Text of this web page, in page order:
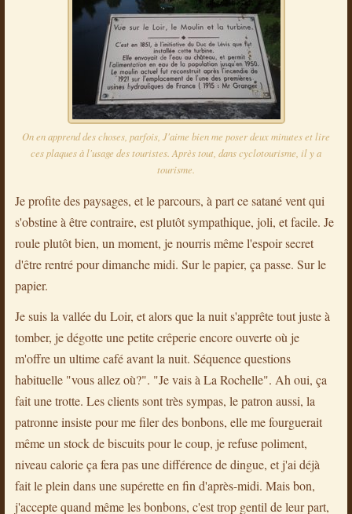
On en apprend des choses, parfois, J'aime bien me poser deux minutes et lire
ces plaques à l'usage des touristes. Après tout, dans cyclotourisme, il y a
tourisme.
Je profite des paysages, et le parcours, à part ce satané vent qui
s'obstine à être contraire, est plutôt sympathique, joli, et facile. Je
roule plutôt bien, un moment, je nourris même l'espoir secret
d'être rentré pour dimanche midi. Sur le papier, ça passe. Sur le
papier.
Je suis la vallée du Loir, et alors que la nuit s'apprête tout juste à
tomber, je dégotte une petite crêperie encore ouverte où je
m'offre un ultime café avant la nuit. Séquence questions
habituelle "vous allez où?". "Je vais à La Rochelle". Ah oui, ça
fait une trotte. Les clients sont très sympas, le patron aussi, la
patronne insiste pour me filer des bonbons, elle me fourguerait
même un stock de biscuits pour le coup, je refuse poliment,
niveau calorie ça fera pas une différence de dingue, et j'ai déjà
fait le plein dans une supérette en fin d'après-midi. Mais bon,
j'accepte quand même les bonbons, c'est trop gentil de leur part,